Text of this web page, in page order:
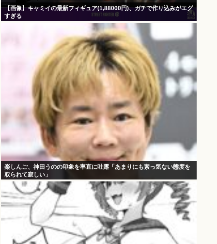
【画像】キャミイの最新フィギュア(1,88000円)、ガチで作り込みがエグ
すぎる
楽しんご、神田うのの印象を率直に吐露「あまりにも素っ気ない態度を
取られて寂しい」